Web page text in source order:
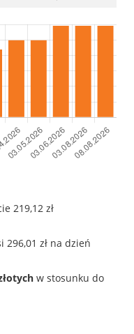
219,12 zł
zł na dzień
w stosunku do